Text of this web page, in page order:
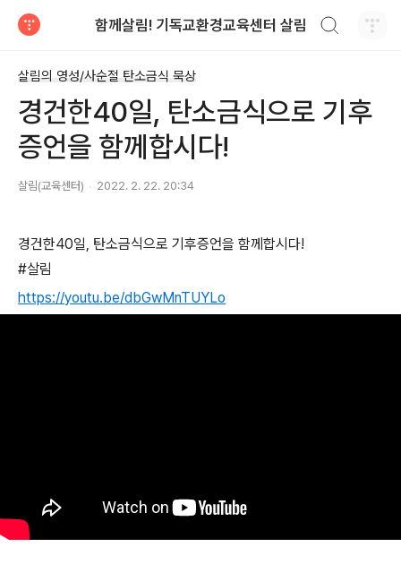
함께살림! 기독교환경교육센터 살림
살림의 영성/사순절 탄소금식 묵상
경건한40일, 탄소금식으로 기후
증언을 함께합시다!
살림(교육센터) 2022. 2. 22. 20:34
경건한40일, 탄소금식으로 기후증언을 함께합시다!
#살림
https://youtu.be/dbGwMnTUYLo